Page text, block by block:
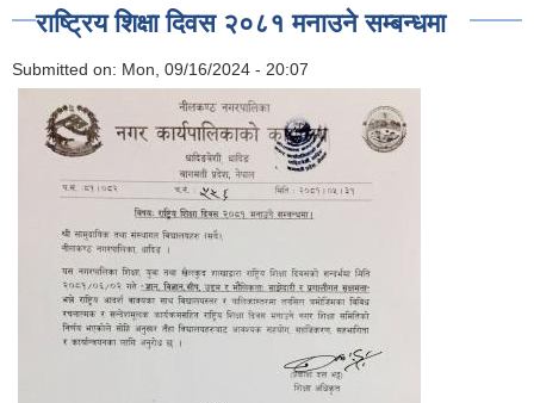
राष्ट्रिय शिक्षा दिवस २०८१ मनाउने सम्बन्धमा
Submitted on: Mon, 09/16/2024 - 20:07